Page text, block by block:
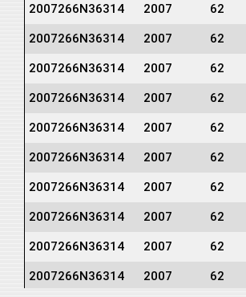
2007266N36314
2007 62
2007266N36314 2007 62
2007266N36314 2007 62
2007266N36314 2007 62
2007266N36314 2007 62
2007266N36314 2007 62
2007266N36314 2007 62
2007266N36314 2007 62
2007266N36314 2007 62
2007266N36314 2007 62